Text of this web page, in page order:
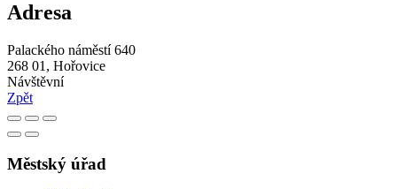
Adresa
Palackého náměstí 640
268 01, Hořovice
Návštěvní
Zpět
Městský úřad